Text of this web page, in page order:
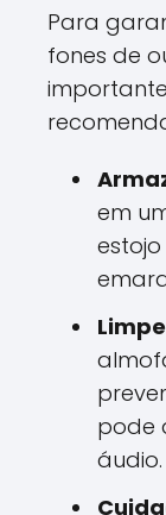
Para
fones de
em
pode
áudio.